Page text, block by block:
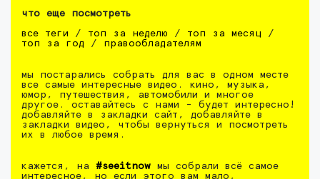
что еще посмотреть
все теги / топ за неделю / топ за месяц /
топ за год / правообладателям
мы постарались собрать для вас в одном месте
все самые интересные видео. кино, музыка,
юмор, путешествия, автомобили и многое
другое. оставайтесь с нами - будет интересно!
добавляйте в закладки сайт, добавляйте в
закладки видео, чтобы вернуться и посмотреть
их в любое время.
кажется, на #seeitnow мы собрали всё самое
интересное, но если этого вам мало,